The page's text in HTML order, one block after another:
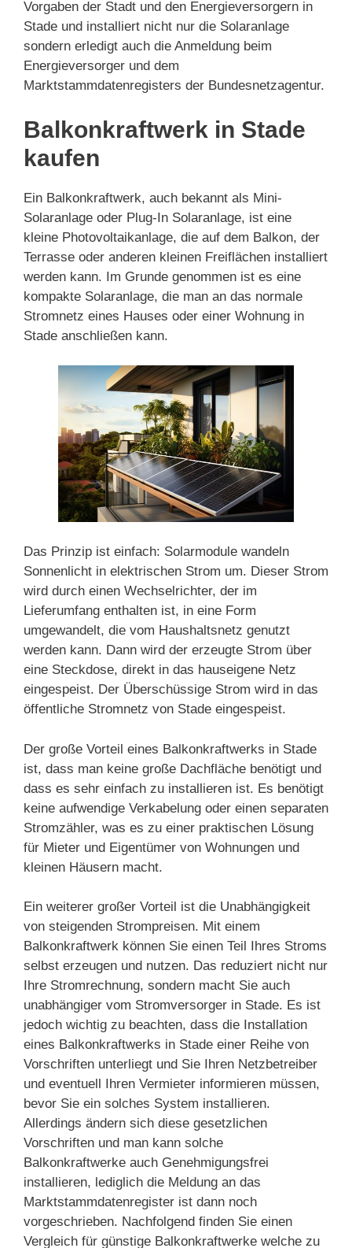
Vorgaben der Stadt und den Energieversorgern in
Stade und installiert nicht nur die Solaranlage
sondern erledigt auch die Anmeldung beim
Energieversorger und dem
Marktstammdatenregisters der Bundesnetzagentur.
Balkonkraftwerk in Stade
kaufen
Ein Balkonkraftwerk, auch bekannt als Mini-
Solaranlage oder Plug-In Solaranlage, ist eine
kleine Photovoltaikanlage, die auf dem Balkon, der
Terrasse oder anderen kleinen Freiflächen installiert
werden kann. Im Grunde genommen ist es eine
kompakte Solaranlage, die man an das normale
Stromnetz eines Hauses oder einer Wohnung in
Stade anschließen kann.
Das Prinzip ist einfach: Solarmodule wandeln
Sonnenlicht in elektrischen Strom um. Dieser Strom
wird durch einen Wechselrichter, der im
Lieferumfang enthalten ist, in eine Form
umgewandelt, die vom Haushaltsnetz genutzt
werden kann. Dann wird der erzeugte Strom über
eine Steckdose, direkt in das hauseigene Netz
eingespeist. Der Überschüssige Strom wird in das
öffentliche Stromnetz von Stade eingespeist.
Der große Vorteil eines Balkonkraftwerks in Stade
ist, dass man keine große Dachfläche benötigt und
dass es sehr einfach zu installieren ist. Es benötigt
keine aufwendige Verkabelung oder einen separaten
Stromzähler, was es zu einer praktischen Lösung
für Mieter und Eigentümer von Wohnungen und
kleinen Häusern macht.
Ein weiterer großer Vorteil ist die Unabhängigkeit
von steigenden Strompreisen. Mit einem
Balkonkraftwerk können Sie einen Teil Ihres Stroms
selbst erzeugen und nutzen. Das reduziert nicht nur
Ihre Stromrechnung, sondern macht Sie auch
unabhängiger vom Stromversorger in Stade. Es ist
jedoch wichtig zu beachten, dass die Installation
eines Balkonkraftwerks in Stade einer Reihe von
Vorschriften unterliegt und Sie Ihren Netzbetreiber
und eventuell Ihren Vermieter informieren müssen,
bevor Sie ein solches System installieren.
Allerdings ändern sich diese gesetzlichen
Vorschriften und man kann solche
Balkonkraftwerke auch Genehmigungsfrei
installieren, lediglich die Meldung an das
Marktstammdatenregister ist dann noch
vorgeschrieben. Nachfolgend finden Sie einen
Vergleich für günstige Balkonkraftwerke welche zu